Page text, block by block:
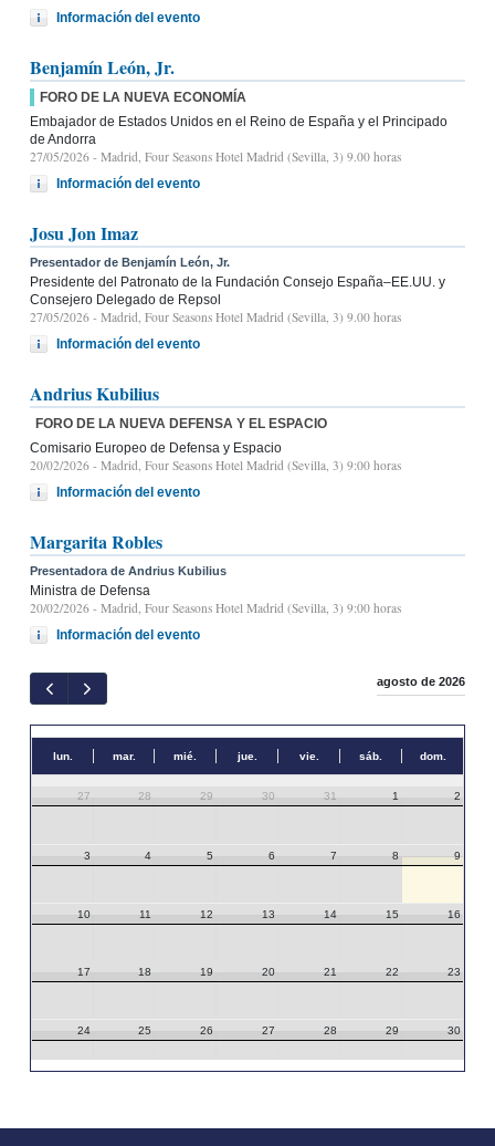
Información del evento
Benjamín León, Jr.
FORO DE LA NUEVA ECONOMÍA
Embajador de Estados Unidos en el Reino de España y el Principado
de Andorra
27/05/2026 - Madrid, Four Seasons Hotel Madrid (Sevilla, 3) 9.00 horas
Información del evento
Josu Jon Imaz
Presentador de Benjamín León, Jr.
Presidente del Patronato de la Fundación Consejo España–EE.UU. y
Consejero Delegado de Repsol
27/05/2026 - Madrid, Four Seasons Hotel Madrid (Sevilla, 3) 9.00 horas
Información del evento
Andrius Kubilius
FORO DE LA NUEVA DEFENSA Y EL ESPACIO
Comisario Europeo de Defensa y Espacio
20/02/2026 - Madrid, Four Seasons Hotel Madrid (Sevilla, 3) 9:00 horas
Información del evento
Margarita Robles
Presentadora de Andrius Kubilius
Ministra de Defensa
20/02/2026 - Madrid, Four Seasons Hotel Madrid (Sevilla, 3) 9:00 horas
Información del evento
agosto de 2026
lun. mar. mié. jue. vie. sáb. dom.
27 28 29 30 31 1 2
3 4 5 6 7 8 9
10 11 12 13 14 15 16
17 18 19 20 21 22 23
24 25 26 27 28 29 30